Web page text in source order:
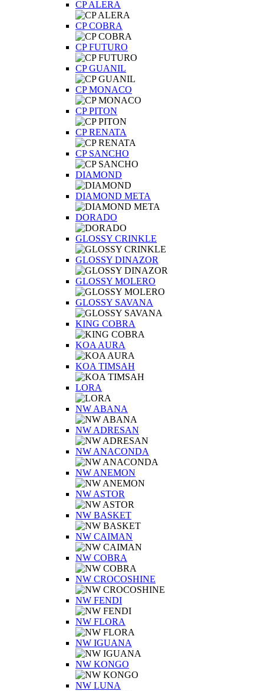
CP ALERA
CP COBRA
CP FUTURO
CP GUANIL
CP MONACO
CP PITON
CP RENATA
CP SANCHO
DIAMOND
DIAMOND META
DORADO
GLOSSY CRINKLE
GLOSSY DINAZOR
GLOSSY MOLERO
GLOSSY SAVANA
KING COBRA
KOA AURA
KOA TIMSAH
LORA
NW ABANA
NW ADRESAN
NW ANACONDA
NW ANEMON
NW ASTOR
NW BASKET
NW CAIMAN
NW COBRA
NW CROCOSHINE
NW FENDI
NW FLORA
NW IGUANA
NW KONGO
NW LUNA